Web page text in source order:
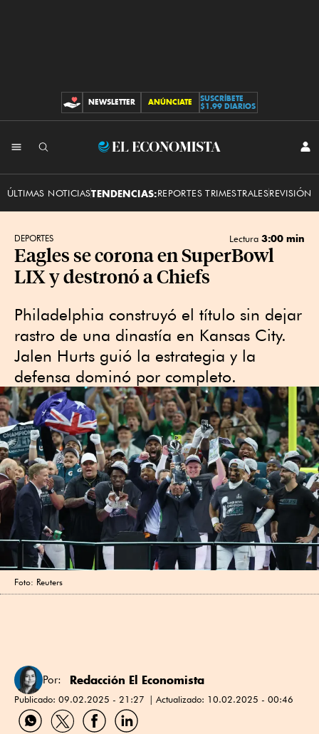
CONTRIBUCIONES
NEWSLETTER ANÚNCIATE
SUSCRÍBETE
$1.99 DIARIOS
El
ÚLTIMAS NOTICIASTENDENCIAS:REPORTES TRIMESTRALESREVISIÓN
DEPORTES Lectura 3:00 min
Eagles se corona en SuperBowl
LIX y destronó a Chiefs
Philadelphia construyó el título sin dejar
rastro de una dinastía en Kansas City.
Jalen Hurts guió la estrategia y la
defensa dominó por completo.
Foto: Reuters
Por: Redacción El Economista
Publicado: 09.02.2025 - 21:27 Actualizado: 10.02.2025 - 00:46
Compartir
por
Compartir
por
Compartir
por
Compartir
por